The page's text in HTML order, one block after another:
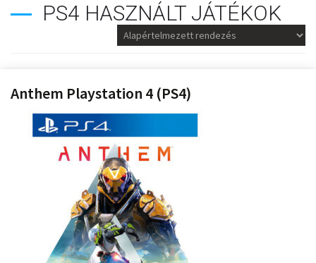
PS4 HASZNÁLT JÁTÉKOK
Anthem Playstation 4 (PS4)